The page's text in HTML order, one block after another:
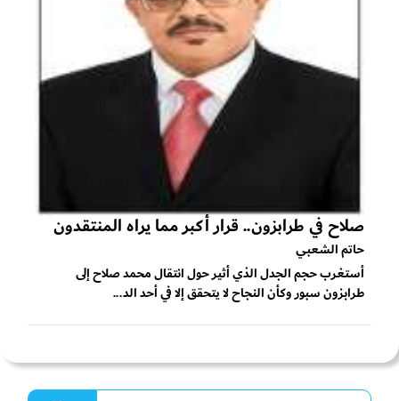
صلاح في طرابزون.. قرار أكبر مما يراه المنتقدون
حاتم الشعبي
أستغرب حجم الجدل الذي أثير حول انتقال محمد صلاح إلى
طرابزون سبور وكأن النجاح لا يتحقق إلا في أحد الد...